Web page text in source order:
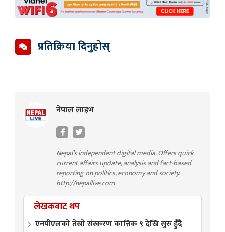
प्रतिक्रिया दिनुहोस्
नेपाल लाइभ
Nepal’s independent digital media. Offers quick
current affairs update, analysis and fact-based
reporting on politics, economy and society.
http://nepallive.com
लेखकबाट थप
एनपीएलको तेस्रो संस्करण कात्तिक ९ देखि सुरु हुँदै